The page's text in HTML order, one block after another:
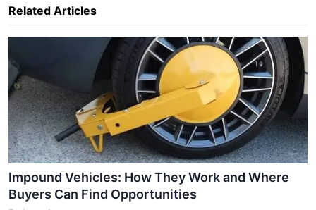
Related Articles
Impound Vehicles: How They Work and Where
Buyers Can Find Opportunities